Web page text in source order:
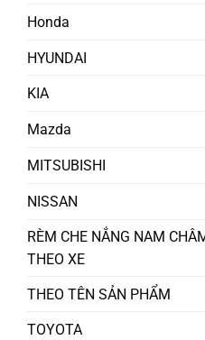
Honda
HYUNDAI
KIA
Mazda
MITSUBISHI
NISSAN
RÈM CHE NẮNG NAM
THEO XE
THEO TÊN SẢN PHẨM
TOYOTA